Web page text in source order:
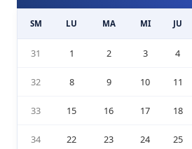
SM LU MA MI JU
31 1 2 3 4
32 8 9 10 11
33 15 16 17 18
34 22 23 24 25